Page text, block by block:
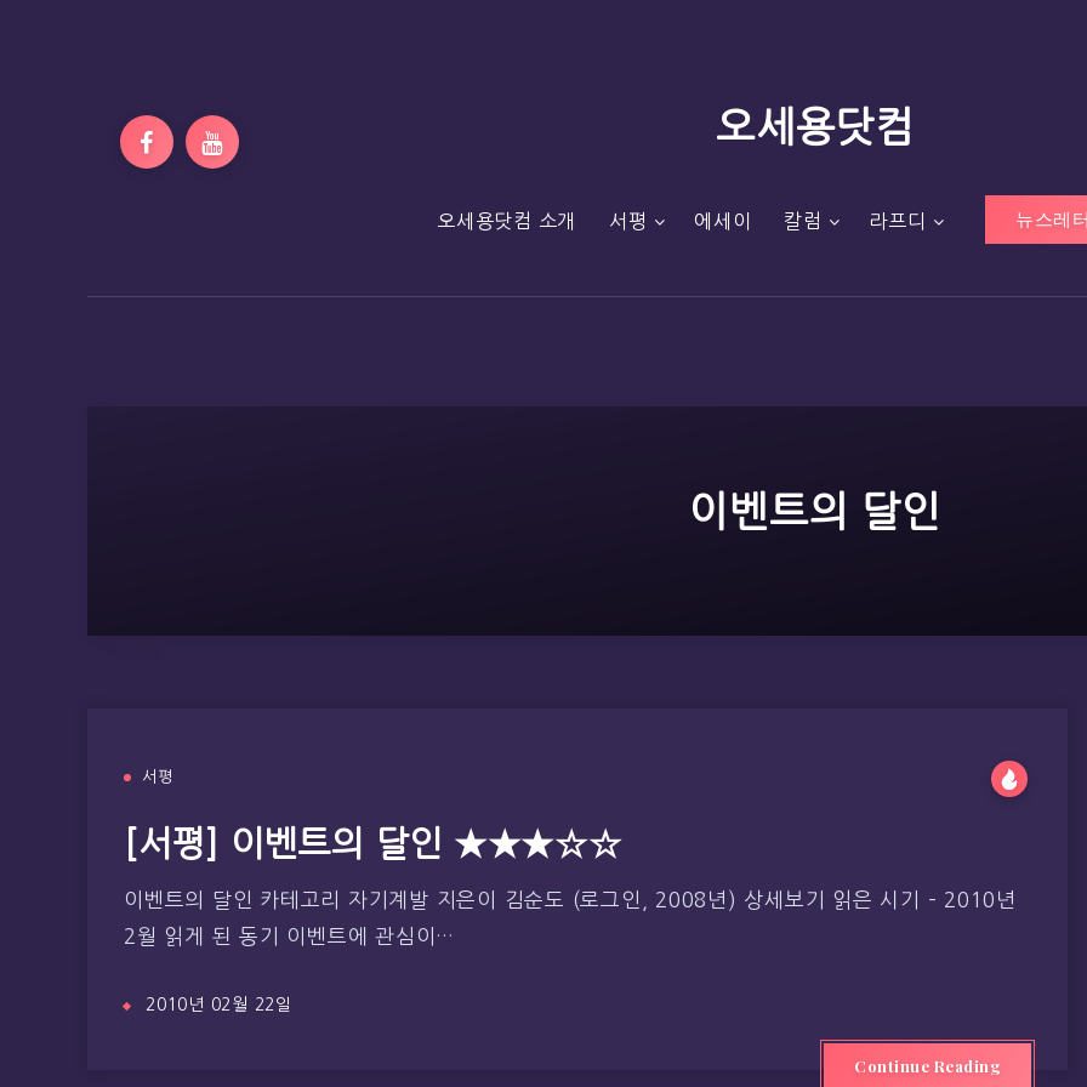
오세용닷컴
오세용닷컴 소개 서평 에세이 칼럼 라프디 뉴스레
이벤트의 달인
서평
[서평] 이벤트의 달인 ★★★☆☆
이벤트의 달인 카테고리 자기계발 지은이 김순도 (로그인, 2008년) 상세보기 읽은 시기 – 2010년
2월 읽게 된 동기 이벤트에 관심이…
2010년 02월 22일
Continue Reading